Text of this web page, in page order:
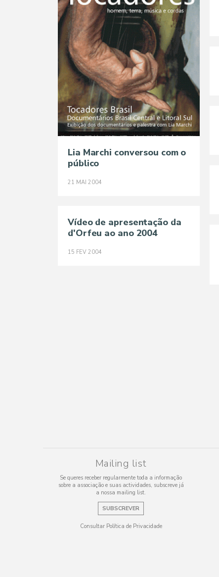
Lia Marchi conversou com o
público
21 MAI 2004
Vídeo de apresentação da
d'Orfeu ao ano 2004
15 FEV 2004
Mailing list
Se queres receber regularmente toda a informação
sobre a associação e suas actividades, subscreve já
a nossa mailing list.
SUBSCREVER
Consultar Política de Privacidade